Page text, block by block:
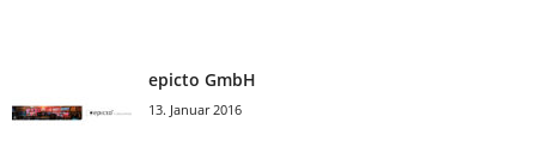
epicto GmbH
13. Januar 2016